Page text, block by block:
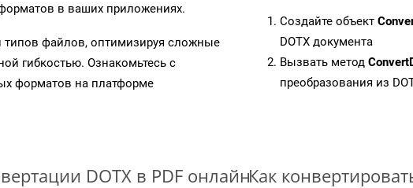
в ваших приложениях.
типов файлов, оптимизируя сложные
гибкостью. Ознакомьтесь с
форматов на платформе
Создайте объект
DOTX документа
Вызвать метод
преобразования из
DOTX в PDF онлайнКак